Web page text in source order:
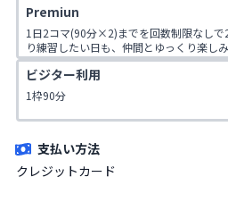
す。
Premiun
1日2コマ(90分×2)までを回数制限なしで
り練習したい日も、仲間とゆっくり楽し
ードプレイス”として機能する自由度の高
ビジター利用
1枠90分
支払い方法
クレジットカード